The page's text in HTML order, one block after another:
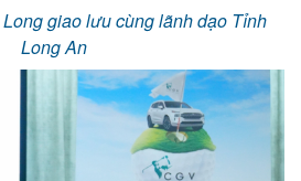
giao lưu cùng lãnh dạo Tỉnh
Long An